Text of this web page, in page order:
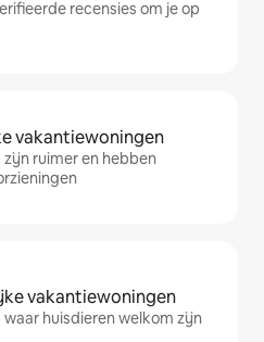
recensies om je op
vakantiewoningen
ruimer en hebben
vakantiewoningen
huisdieren welkom zijn